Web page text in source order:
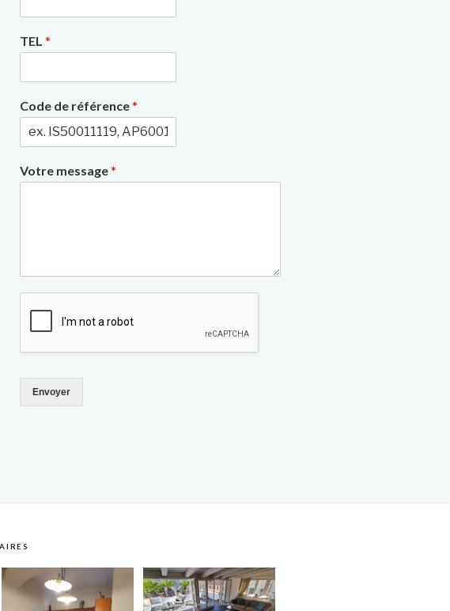
TEL*
Code de référence*
Votre message*
Envoyer